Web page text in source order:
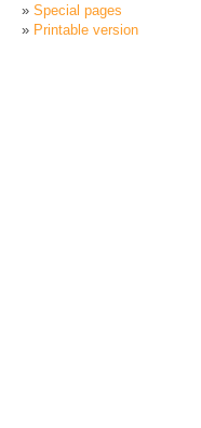
Special pages
Printable version